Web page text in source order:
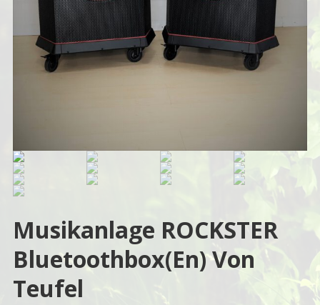
Musikanlage ROCKSTER
Bluetoothbox(en) Von
Teufel